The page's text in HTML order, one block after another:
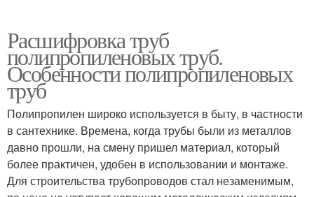
Расшифровка труб
полипропиленовых труб.
Особенности полипропиленовых
труб
Полипропилен широко используется в быту, в частности
в сантехнике. Времена, когда трубы были из металлов
давно прошли, на смену пришел материал, который
более практичен, удобен в использовании и монтаже.
Для строительства трубопроводов стал незаменимым,